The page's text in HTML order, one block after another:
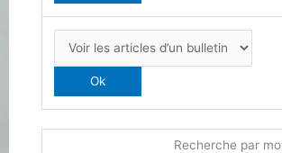
Recherche par